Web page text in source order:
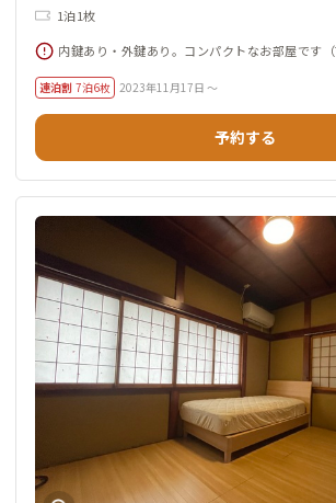
1泊1枚
内鍵あり・外鍵あり。コンパクトなお部屋です（
連泊割 7泊6枚 2023年11月17日 ～
予約する